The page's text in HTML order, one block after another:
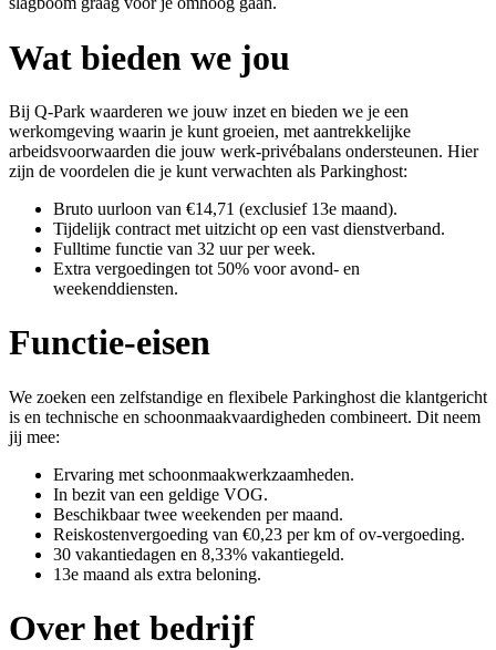
Wat bieden we jou
Bij Q-Park waarderen we jouw inzet en bieden we je een
werkomgeving waarin je kunt groeien, met aantrekkelijke
arbeidsvoorwaarden die jouw werk-privébalans ondersteunen. Hier
zijn de voordelen die je kunt verwachten als Parkinghost:
Bruto uurloon van €14,71 (exclusief 13e maand).
Tijdelijk contract met uitzicht op een vast dienstverband.
Fulltime functie van 32 uur per week.
Extra vergoedingen tot 50% voor avond- en
weekenddiensten.
Functie-eisen
We zoeken een zelfstandige en flexibele Parkinghost die klantgericht
is en technische en schoonmaakvaardigheden combineert. Dit neem
jij mee:
Ervaring met schoonmaakwerkzaamheden.
In bezit van een geldige VOG.
Beschikbaar twee weekenden per maand.
Reiskostenvergoeding van €0,23 per km of ov-vergoeding.
30 vakantiedagen en 8,33% vakantiegeld.
13e maand als extra beloning.
Over het bedrijf